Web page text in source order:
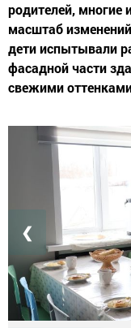
родителей, многие
масштаб
дети испытывали
фасадной части
свежими
❮